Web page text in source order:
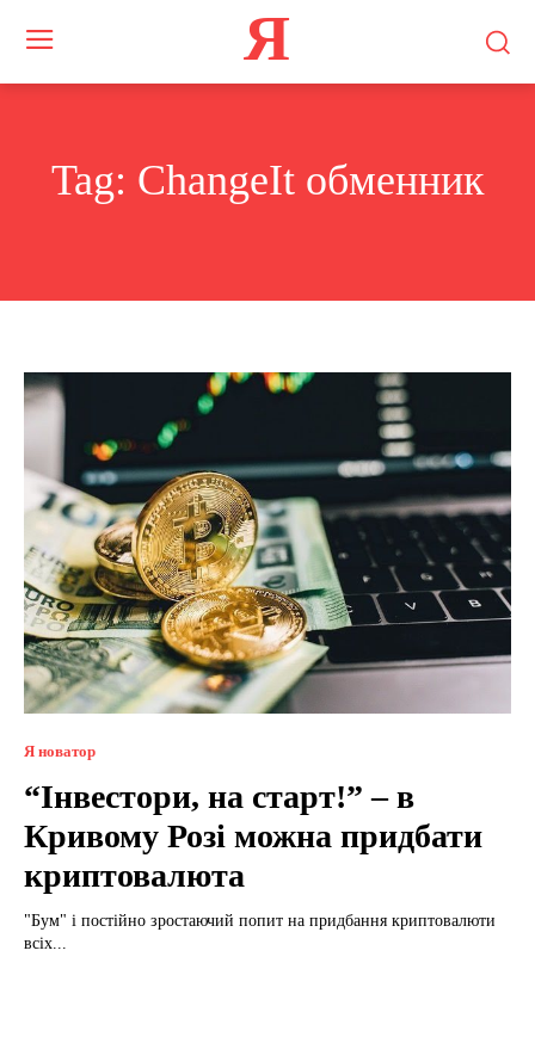
Я
Tag: ChangeIt обменник
Я новатор
“Інвестори, на старт!” – в
Кривому Розі можна придбати
криптовалюта
"Бум" і постійно зростаючий попит на придбання криптовалюти
всіх...